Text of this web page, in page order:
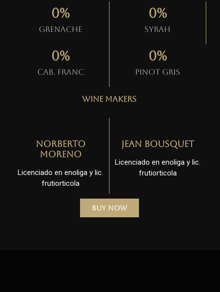
Grenache
0%
Syrah
0%
Cab. Franc
0%
Pinot gris
0%
Wine Makers
Norberto
Moreno
Licenciado en enoliga y lic.
frutiorticola
Jean Bousquet
Licenciado en enoliga y lic.
frutiorticola
Buy Now